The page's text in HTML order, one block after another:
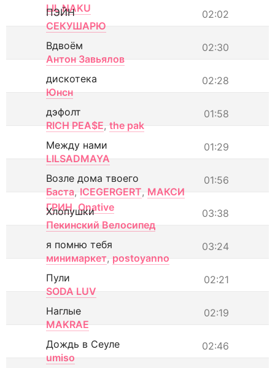
LIL NAKU
02:02
ПЭЙН
СЕКУШАРЮ
02:30
Вдвоём
Антон Завьялов
02:28
дискотека
Юнсн
01:58
дэфолт
RICH PEA$E, the pak
01:29
Между нами
LILSADMAYA
01:56
Возле дома твоего
Баста, ICEGERGERT, МАКСИ
ГРИН, Onative 03:38
Хлопушки
Пекинский Велосипед
03:24
я помню тебя
минимаркет, postoyanno
02:21
Пули
SODA LUV
02:19
Наглые
MAKRAE
02:46
Дождь в Сеуле
umiso